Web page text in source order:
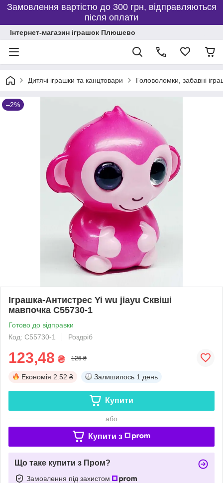
Замовлення вартістю до 300 грн, відправляються
після оплати
Інтернет-магазин іграшок Плюшево
Дитячі іграшки та канцтовари Головоломки, забавні
–2%
Іграшка-Антистрес Yi wu jiayu Сквіші
мавпочка С55730-1
Готово до відправки
Код: С55730-1
Роздріб
123,48 ₴ 126 ₴
Економія 2.52 ₴ Залишилось 1 день
Купити
або
Купити з
Що таке купити з Пром?
Замовлення під захистом